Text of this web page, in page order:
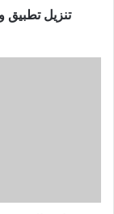
استخدامه